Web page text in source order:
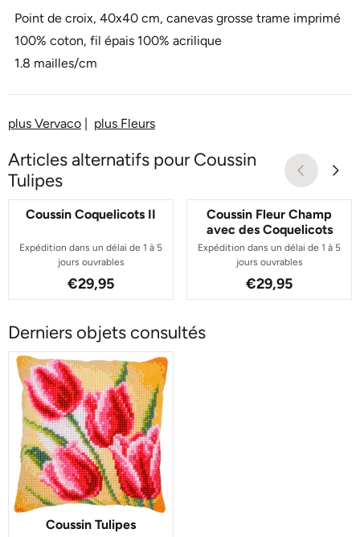
Point de croix, 40x40 cm, canevas grosse trame imprimé
100% coton, fil épais 100% acrilique
1.8 mailles/cm
plus Vervaco plus Fleurs
Articles alternatifs pourCoussin
Tulipes
Coussin Coquelicots II
Expédition dans un délai de 1 à 5
jours ouvrables
Prix: 29,95
€29,95
Coussin Fleur Champ
avec des Coquelicots
Expédition dans un délai de 1 à 5
jours ouvrables
Prix: 29,95
€29,95
Derniers objets consultés
Coussin Tulipes